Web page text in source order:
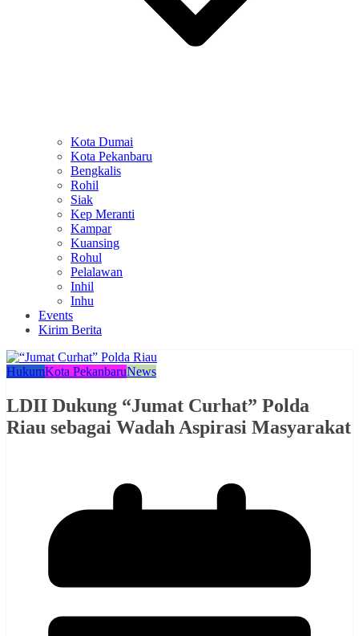
Kota Dumai
Kota Pekanbaru
Bengkalis
Rohil
Siak
Kep Meranti
Kampar
Kuansing
Rohul
Pelalawan
Inhil
Inhu
Events
Kirim Berita
HukumKota PekanbaruNews
LDII Dukung “Jumat Curhat” Polda
Riau sebagai Wadah Aspirasi Masyarakat